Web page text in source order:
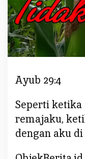
Ayub 29:4
Seperti ketika
remajaku,
dengan aku